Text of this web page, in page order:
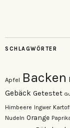
SCHLAGWÖRTER
Apfel Backen
Gebäck Getestet
Himbeere Ingwer
Nudeln Orange